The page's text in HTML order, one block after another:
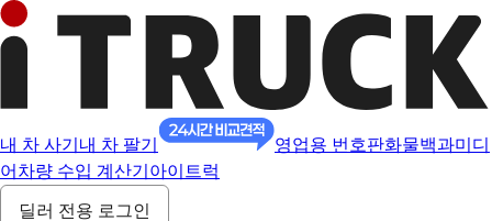
내 차 사기 내 차 팔기 영업용 번호판화물백과미디
어 차량 수입 계산기 아이트럭
딜러 전용 로그인